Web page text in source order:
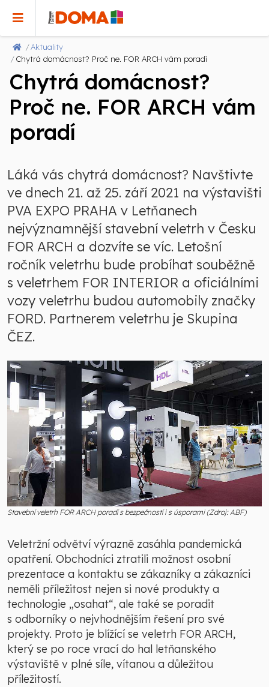
Aktuality
Chytrá domácnost? Proč ne. FOR ARCH vám poradí
Chytrá domácnost?
Proč ne. FOR ARCH vám
poradí
Láká vás chytrá domácnost? Navštivte
ve dnech 21. až 25. září 2021 na výstavišti
PVA EXPO PRAHA v Letňanech
nejvýznamnější stavební veletrh v Česku
FOR ARCH a dozvíte se víc. Letošní
ročník veletrhu bude probíhat souběžně
s veletrhem FOR INTERIOR a oficiálními
vozy veletrhu budou automobily značky
FORD. Partnerem veletrhu je Skupina
ČEZ.
Stavební veletrh FOR ARCH poradí s bezpečností i s úsporami (Zdroj: ABF)
Veletržní odvětví výrazně zasáhla pandemická
opatření. Obchodníci ztratili možnost osobní
prezentace a kontaktu se zákazníky a zákazníci
neměli příležitost nejen si nové produkty a
technologie „osahat“, ale také se poradit
s odborníky o nejvhodnějším řešení pro své
projekty. Proto je blížící se veletrh FOR ARCH,
který se po roce vrací do hal letňanského
výstaviště v plné síle, vítanou a důležitou
příležitostí.